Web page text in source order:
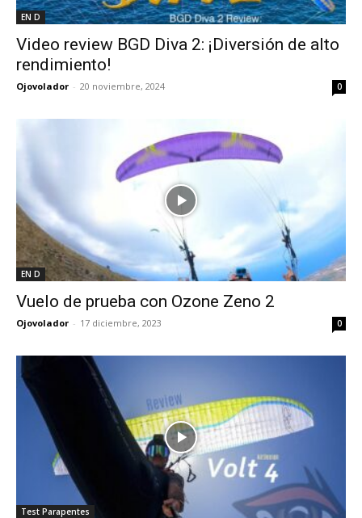
EN D
Video review BGD Diva 2: ¡Diversión de alto
rendimiento!
Ojovolador - 20 noviembre, 2024 0
EN D
Vuelo de prueba con Ozone Zeno 2
Ojovolador - 17 diciembre, 2023 0
Test Parapentes